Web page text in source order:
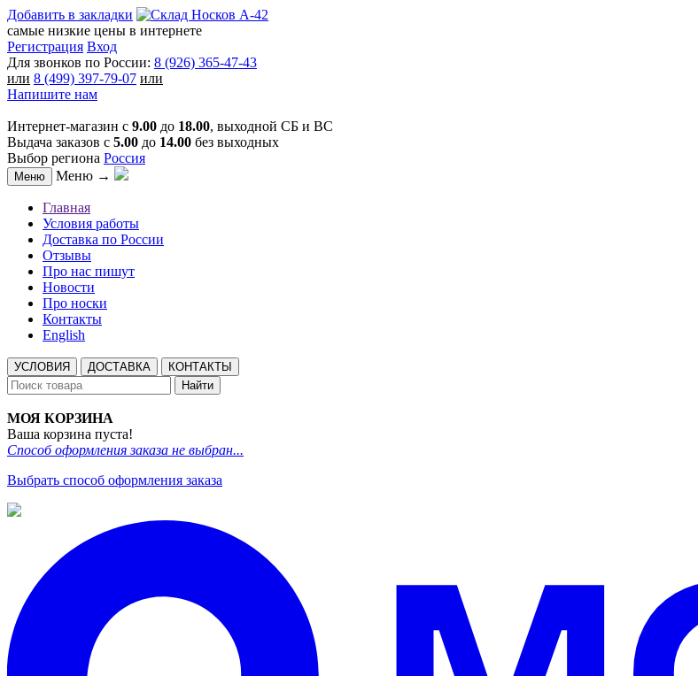
Добавить в закладки
самые низкие цены в интернете
Регистрация Вход
Для звонков по России: 8 (926) 365-47-43
или 8 (499) 397-79-07 или
Напишите нам
Интернет-магазин с 9.00 до 18.00, выходной СБ и ВС
Выдача заказов с 5.00 до 14.00 без выходных
Выбор региона Россия
Меню Меню →
Главная
Условия работы
Доставка по России
Отзывы
Про нас пишут
Новости
Про носки
Контакты
English
УСЛОВИЯ ДОСТАВКА
КОНТАКТЫ
Найти
МОЯ КОРЗИНА
Ваша корзина пуста!
Способ оформления заказа не выбран...
Выбрать способ оформления заказа